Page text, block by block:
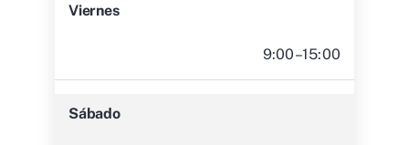
Viernes
9:00–15:00
Sábado